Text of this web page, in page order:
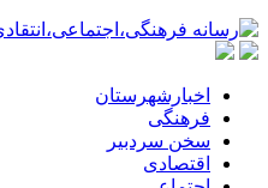
اخبارشهرستان
فرهنگی
سخن سردبیر
اقتصادی